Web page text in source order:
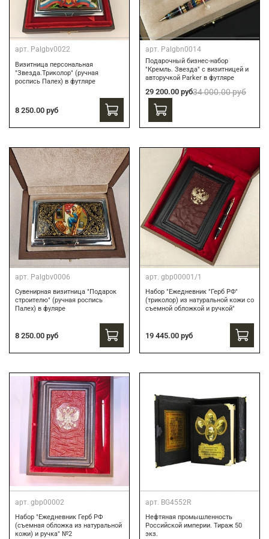
арт. Palgbv0022
Визитница персональная
"Звезда.Триколор" (ручная
роспись Палех) в футляре
8 250.00 руб
арт. Palgbn0014
Подарочный бизнес-набор
"Кремль. Звезда" с визитницей и
авторучкой Parker в футляре
29 200.00 руб34 000.00 руб
арт. Palgbv0006
Сувенирная визитница "Подарок
строителю" (ручная роспись
Палех) в фуляре
8 250.00 руб
арт. gbp00001/1
Набор "Ежедневник "Герб РФ"
(триколор) из натуральной кожи со
съемной обложкой и ручкой"
19 445.00 руб
арт. gbp00002
Набор "Ежедневник Герб РФ
(съемная обложка из натуральной
кожи) и ручка" №2
арт. BG4552R
Нефтяная промышленность
Российской империи. Тираж 50
экз.